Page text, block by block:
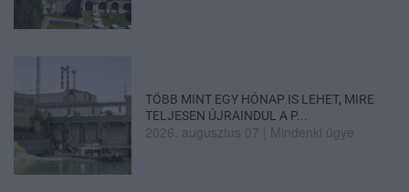
TÖBB MINT EGY HÓNAP IS LEHET, MIRE
TELJESEN ÚJRAINDUL A P...
2026. augusztus 07 Mindenki ügye